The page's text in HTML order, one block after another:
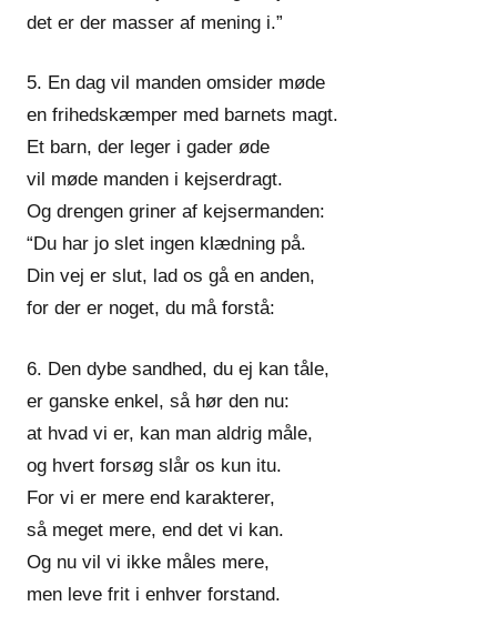
det er der masser af mening i.”
5. En dag vil manden omsider møde
en frihedskæmper med barnets magt.
Et barn, der leger i gader øde
vil møde manden i kejserdragt.
Og drengen griner af kejsermanden:
“Du har jo slet ingen klædning på.
Din vej er slut, lad os gå en anden,
for der er noget, du må forstå:
6. Den dybe sandhed, du ej kan tåle,
er ganske enkel, så hør den nu:
at hvad vi er, kan man aldrig måle,
og hvert forsøg slår os kun itu.
For vi er mere end karakterer,
så meget mere, end det vi kan.
Og nu vil vi ikke måles mere,
men leve frit i enhver forstand.